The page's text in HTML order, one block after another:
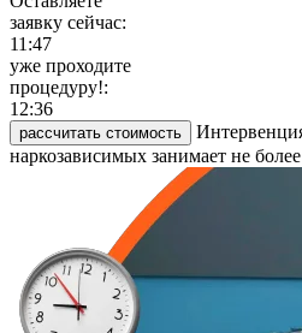
заявку сейчас:
11:47
уже проходите
процедуру!:
12:36
рассчитать стоимость
наркозависимых занимает не